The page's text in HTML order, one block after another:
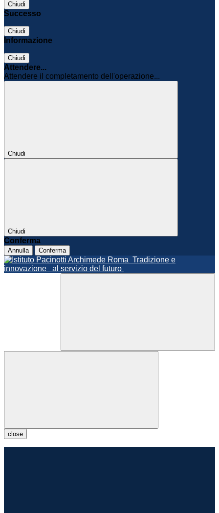
Chiudi
Successo
Chiudi
Informazione
Chiudi
Attendere...
Attendere il completamento dell'operazione...
Chiudi
Chiudi
Conferma
Annulla Conferma
Roma Tradizione e
innovazione
al servizio del futuro
close